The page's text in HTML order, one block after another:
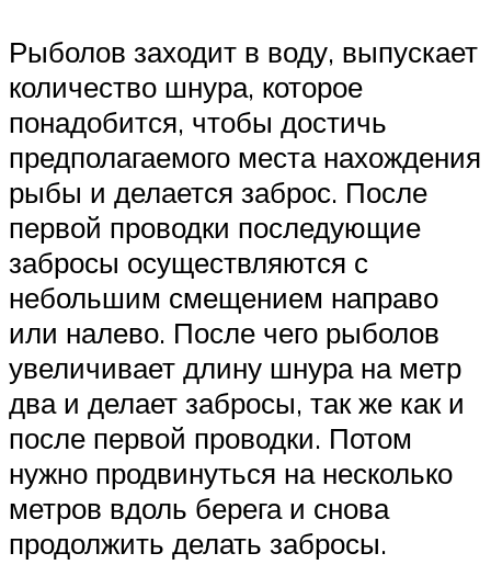
Рыболов заходит в воду, выпускает
количество шнура, которое
понадобится, чтобы достичь
предполагаемого места нахождения
рыбы и делается заброс. После
первой проводки последующие
забросы осуществляются с
небольшим смещением направо
или налево. После чего рыболов
увеличивает длину шнура на метр
два и делает забросы, так же как и
после первой проводки. Потом
нужно продвинуться на несколько
метров вдоль берега и снова
продолжить делать забросы.